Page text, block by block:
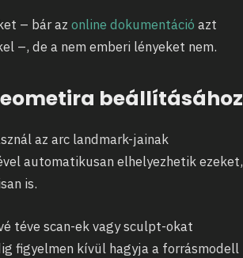
– bár az online dokumentáció azt
–, de a nem emberi lényeket nem.
beállításához
az arc landmark-jainak
automatikusan elhelyezhetik ezeket,
is.
téve scan-ek vagy sculpt-okat
figyelmen kívül hagyja a forrásmodell